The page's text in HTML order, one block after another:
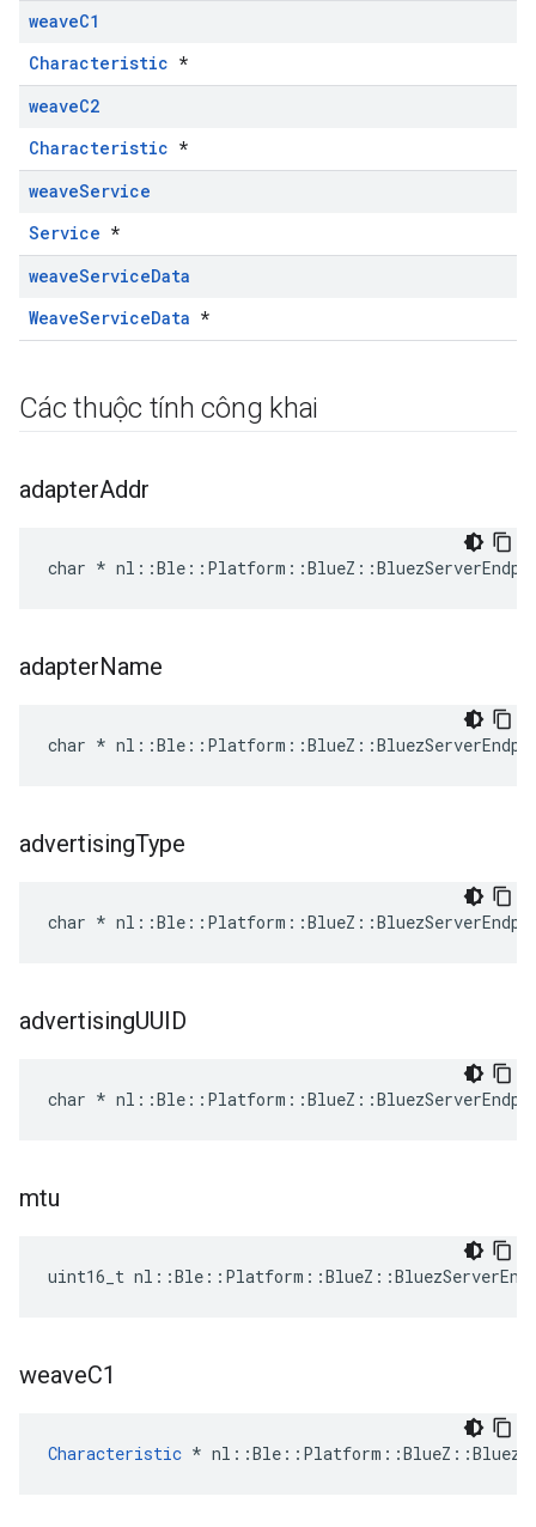
weaveC1
Characteristic *
weaveC2
Characteristic *
weaveService
Service *
weaveServiceData
WeaveServiceData *
Các thuộc tính công khai
adapterAddr
char *
adapterName
char *
advertisingType
char *
advertisingUUID
char *
mtu
uint16_t
weaveC1
Characteristic *